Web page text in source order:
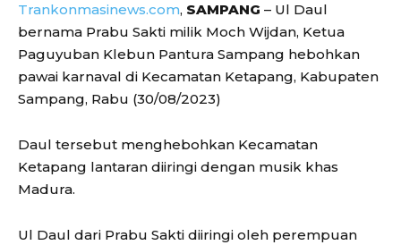
Trankonmasinews.com, SAMPANG – Ul Daul
bernama Prabu Sakti milik Moch Wijdan, Ketua
Paguyuban Klebun Pantura Sampang hebohkan
pawai karnaval di Kecamatan Ketapang, Kabupaten
Sampang, Rabu (30/08/2023)
Daul tersebut menghebohkan Kecamatan
Ketapang lantaran diiringi dengan musik khas
Madura.
Ul Daul dari Prabu Sakti diiringi oleh perempuan